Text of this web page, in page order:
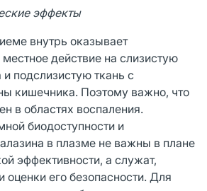
эффекты
внутрь оказывает
действие на слизистую
подслизистую ткань с
кишечника. Поэтому важно, что
в областях воспаления.
биодоступности и
в плазме не важны в плане
эффективности, а служат,
оценки его безопасности. Для